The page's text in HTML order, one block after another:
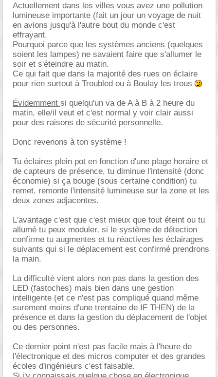
Actuellement dans les villes vous avez une pollution
lumineuse importante (fait un jour un voyage de nuit
en avions jusqu'à l'autre bout du monde c'est
effrayant.
Pourquoi parce que les systèmes anciens (quelques
soient les lampes) ne savaient faire que s'allumer le
soir et s'éteindre au matin.
Ce qui fait que dans la majorité des rues on éclaire
pour rien surtout à Troubled ou à Boulay les trous
Évidemment si quelqu'un va de A à B à 2 heure du
matin, elle/il veut et c'est normal y voir clair aussi
pour des raisons de sécurité personnelle.
Donc revenons à ton système !
Tu éclaires plein pot en fonction d'une plage horaire et
de capteurs de présence, tu diminue l'intensité (donc
économie) si ça bouge (sous certaine condition) tu
remet, remonte l'intensité lumineuse sur la zone et les
deux zones adjacentes.
L'avantage c'est que c'est mieux que tout éteint ou tu
allumé tu peux moduler, si le système de détection
confirme tu augmentes et tu réactives les éclairages
suivants qui si le déplacement est confirmé prendrons
la main.
La difficulté vient alors non pas dans la gestion des
LED (fastoches) mais bien dans une gestion
intelligente (et ce n'est pas compliqué quand même
surement moins d'une trentaine de IF THEN) de la
présence et dans la gestion du déplacement de l'objet
ou des personnes.
Ce dernier point n'est pas facile mais à l'heure de
l'électronique et des micros computer et des grandes
écoles d'ingénieurs c'est faisable.